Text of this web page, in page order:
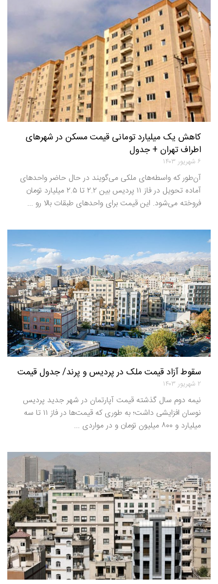
کاهش یک میلیارد تومانی قیمت مسکن در شهرهای
اطراف تهران + جدول
۶ شهریور ۱۴۰۳
آن‌طور که واسطه‌های ملکی می‌گویند در حال حاضر واحدهای
آماده تحویل در فاز ۱۱ پردیس بین ۲.۲ تا ۲.۵ میلیارد تومان
فروخته می‌شود. این قیمت برای واحدهای طبقات بالا رو ...
سقوط آزاد قیمت ملک در پردیس و پرند/ جدول قیمت
۲ شهریور ۱۴۰۳
نیمه دوم سال گذشته قیمت آپارتمان در شهر جدید پردیس
نوسان افزایشی داشت؛ به طوری که قیمت‌ها در فاز ۱۱ تا سه
میلیارد و ۸۰۰ میلیون تومان و در مواردی ...